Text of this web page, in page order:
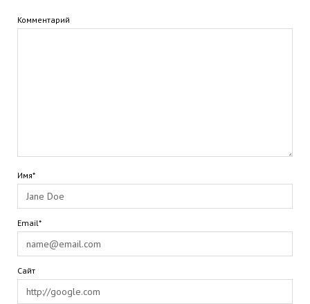
Комментарий
Имя*
Email*
Сайт